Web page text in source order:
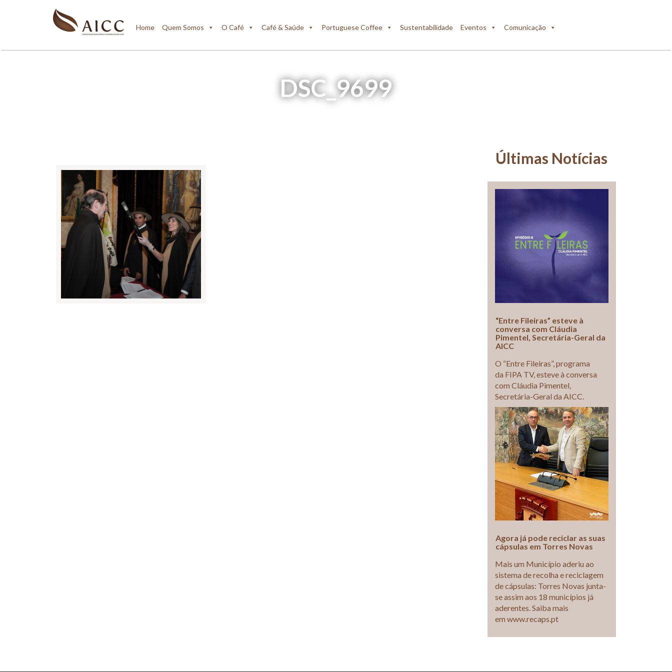
Home Quem Somos O Café Café & Saúde Portuguese Coffee Sustentabilidade Eventos Comunicação
DSC_9699
Últimas Notícias
“Entre Fileiras” esteve à
conversa com Cláudia
Pimentel, Secretária-Geral da
AICC
O “Entre Fileiras”, programa
da FIPA TV, esteve à conversa
com Cláudia Pimentel,
Secretária-Geral da AICC.
Agora já pode reciclar as suas
cápsulas em Torres Novas
Mais um Município aderiu ao
sistema de recolha e reciclagem
de cápsulas: Torres Novas junta-
se assim aos 18 municípios já
aderentes. Saiba mais
em www.recaps.pt